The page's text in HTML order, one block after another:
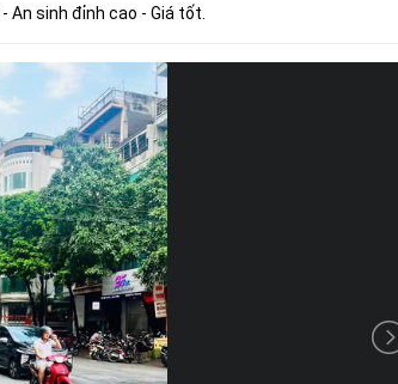
An sinh đỉnh cao - Giá tốt.